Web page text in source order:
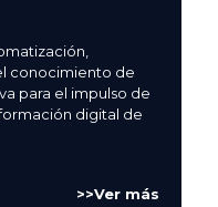
conocimiento de
para el impulso de
digital de
>>Ver más